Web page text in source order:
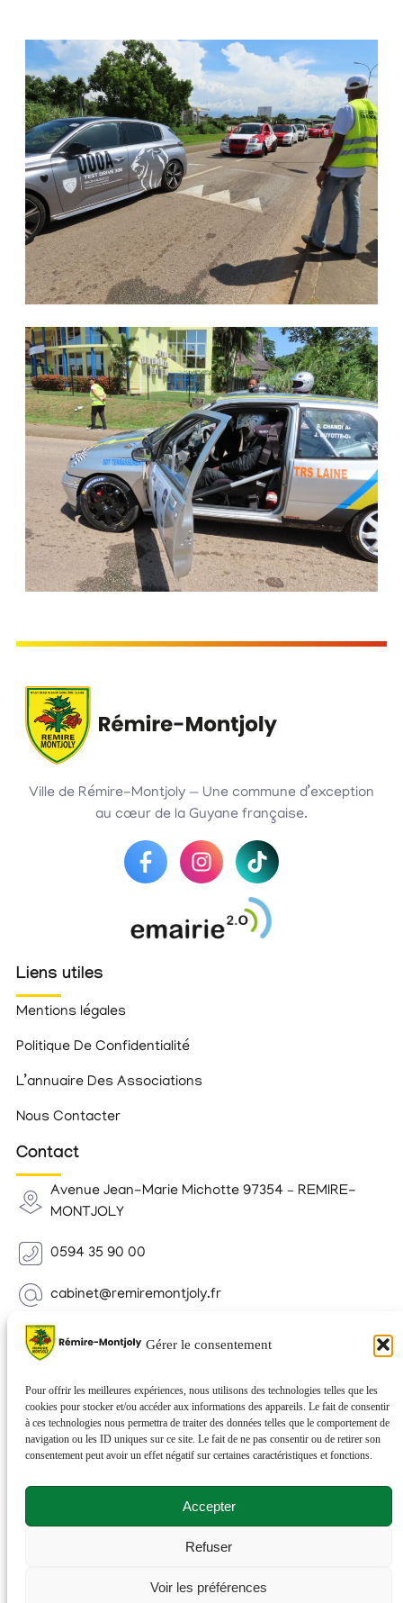
Gérer le consentement
Pour offrir les meilleures expériences, nous utilisons des technologies telles que les
cookies pour stocker et/ou accéder aux informations des appareils. Le fait de consentir
à ces technologies nous permettra de traiter des données telles que le comportement de
navigation ou les ID uniques sur ce site. Le fait de ne pas consentir ou de retirer son
consentement peut avoir un effet négatif sur certaines caractéristiques et fonctions.
Accepter
Refuser
Voir les préférences
Ville de Rémire-Montjoly — Une commune d’exception
au cœur de la Guyane française.
Liens utiles
Mentions légales
Politique De Confidentialité
L’annuaire Des Associations
Nous Contacter
Contact
Avenue Jean-Marie Michotte 97354 – REMIRE-
MONTJOLY
0594 35 90 00
cabinet@remiremontjoly.fr
Newsletter
nouvelles de votre commune.
réalisé parNetactions